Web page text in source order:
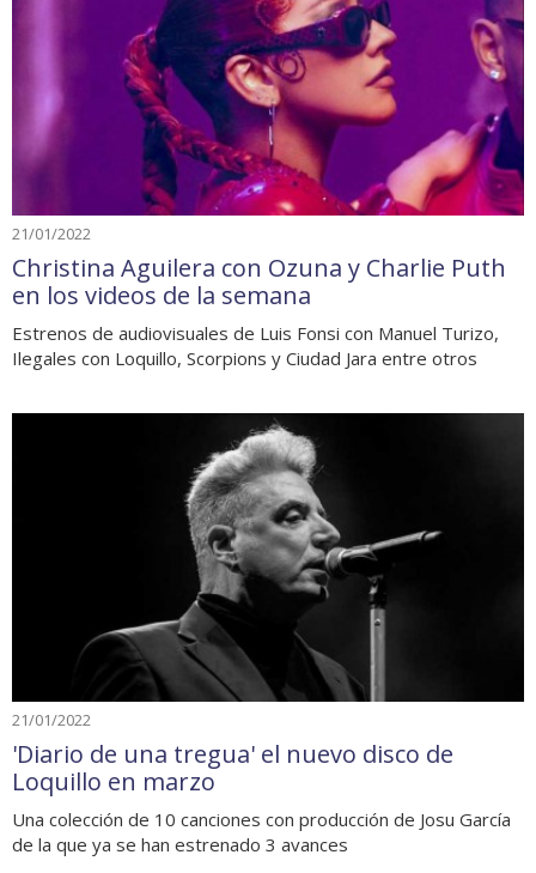
21/01/2022
Christina Aguilera con Ozuna y Charlie Puth
en los videos de la semana
Estrenos de audiovisuales de Luis Fonsi con Manuel Turizo,
Ilegales con Loquillo, Scorpions y Ciudad Jara entre otros
21/01/2022
'Diario de una tregua' el nuevo disco de
Loquillo en marzo
Una colección de 10 canciones con producción de Josu García
de la que ya se han estrenado 3 avances